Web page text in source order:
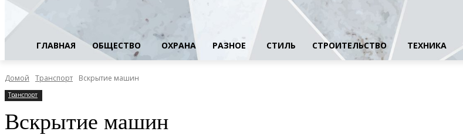
ГЛАВНАЯ ОБЩЕСТВО ОХРАНА РАЗНОЕ СТИЛЬ СТРОИТЕЛЬСТВО ТЕХНИКА
Домой Транспорт Вскрытие машин
Транспорт
Вскрытие машин